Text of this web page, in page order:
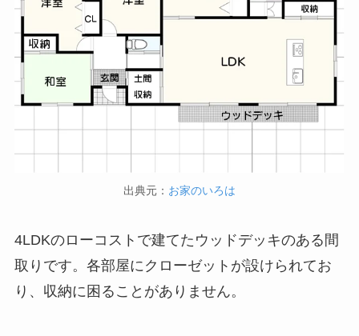
出典元： お家のいろは
4LDKのローコストで建てたウッドデッキのある間
取りです。各部屋にクローゼットが設けられてお
り、収納に困ることがありません。